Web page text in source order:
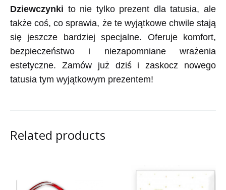
Dziewczynki to nie tylko prezent dla tatusia, ale
także coś, co sprawia, że te wyjątkowe chwile stają
się jeszcze bardziej specjalne. Oferuje komfort,
bezpieczeństwo i niezapomniane wrażenia
estetyczne. Zamów już dziś i zaskocz nowego
tatusia tym wyjątkowym prezentem!
Related products